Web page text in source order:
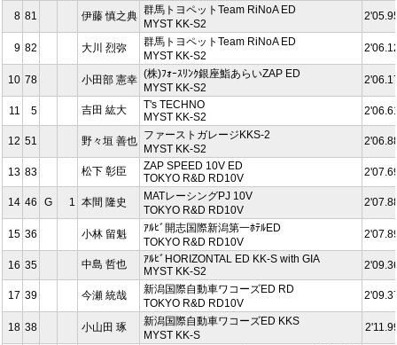
8 81 伊藤 慎之典 群馬トヨペットTeam RiNoA ED
MYST KK-S2
9 82 大川 烈弥
群馬トヨペットTeam RiNoA ED
MYST KK-S2
10 78 小田部 憲幸 (株)ﾌｫｰｽﾘﾝｸ銀座鮨あらいZAP ED
MYST KK-S2
11 5 吉田 紘大
T's TECHNO
MYST KK-S2
12 51 野々垣 善也 ファーストガレージKKS-2
MYST KK-S2
13 83 松下 彰臣
ZAP SPEED 10V ED
TOKYO R&D RD10V
14 46 G 1 本間 隆史
MATレーシングPJ 10V
TOKYO R&D RD10V
15 36 小林 留魁
ｱﾙﾋﾞ開志国際新潟第一ﾎﾃﾙED
TOKYO R&D RD10V
16 35 中島 哲也
ｱﾙﾋﾞHORIZONTAL ED KK-S with GIA
MYST KK-S2
17 39 今瀬 統哉
新潟国際自動車ワコーズED RD
TOKYO R&D RD10V
18 38 小山田 琢
新潟国際自動車ワコーズED KKS
MYST KK-S